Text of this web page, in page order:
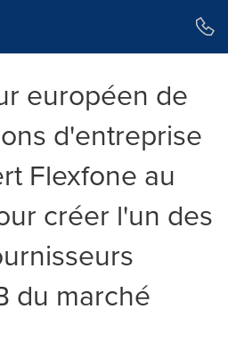
européen de
d'entreprise
Flexfone au
créer l'un des
du marché